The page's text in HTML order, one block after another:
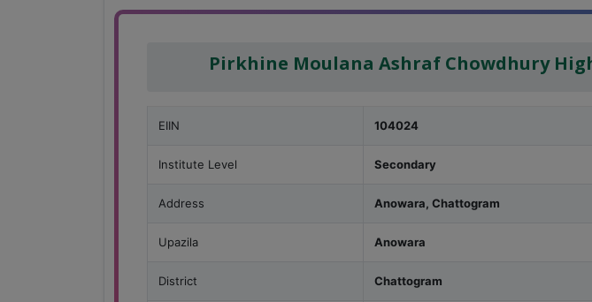
Pirkhine Moulana Ashraf Chowdhury
EIIN 104024
Institute Level Secondary
Address Anowara, Chattogram
Upazila Anowara
District Chattogram